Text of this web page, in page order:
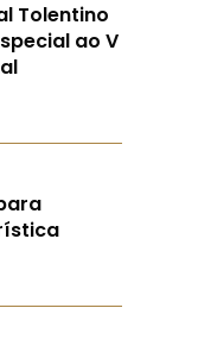
Tolentino
ao V